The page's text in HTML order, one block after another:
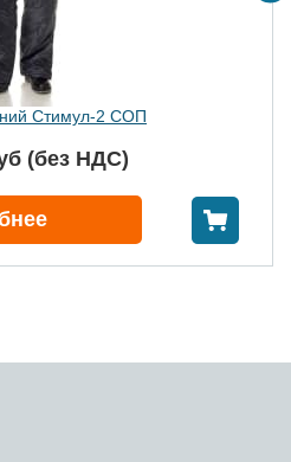
Стимул-2 СОП
(без НДС)